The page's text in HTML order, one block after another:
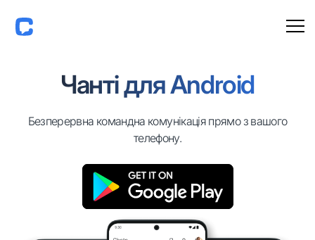
Чанті для Android
Безперервна командна комунікація прямо з вашого
телефону.